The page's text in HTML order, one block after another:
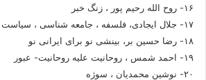
۱۶- روح الله رحیم پور ، زنگ خبر
۱۷- جلال ایجادی، فلسفه ، جامعه شناسی ، سیاست
۱۸- رضا حسین بر، بینشی نو برای ایرانی نو
۱۹- احمد شمس ، روحانیت علیه روحانیت- عبور
۲۰- نوشین محمدیان ، سوژه